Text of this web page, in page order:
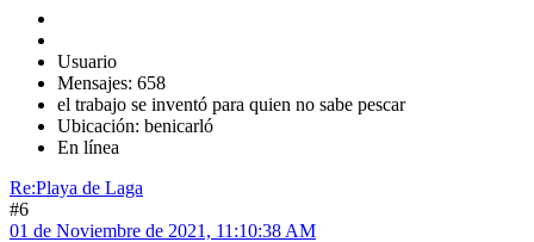
Usuario
Mensajes: 658
el trabajo se inventó para quien no sabe pescar
Ubicación: benicarló
En línea
Re:Playa de Laga
#6
01 de Noviembre de 2021, 11:10:38 AM